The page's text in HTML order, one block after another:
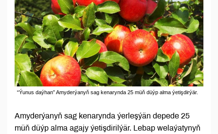
“Ýunus daýhan” Amyderýanyň sag kenarynda 25 müň düýp alma ýetişdirýär.
Amyderýanyň sag kenarynda ýerleşýän depede 25
müň düýp alma agajy ýetişdirilýär. Lebap welaýatynyň